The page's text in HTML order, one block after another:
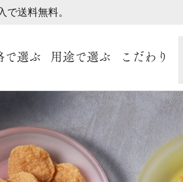
送料無料。
で選ぶ 用途で選ぶ こだわり